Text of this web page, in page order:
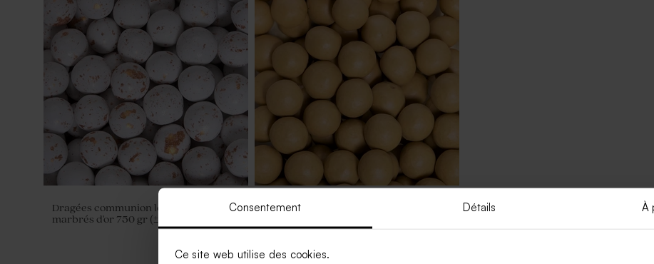
Consentement Détails À
Ce site web utilise des cookies.
Dragées communion lentilles ronds
marbrés d'or 750 gr (± 195 ex)
Bombes à graines communion ton ocre